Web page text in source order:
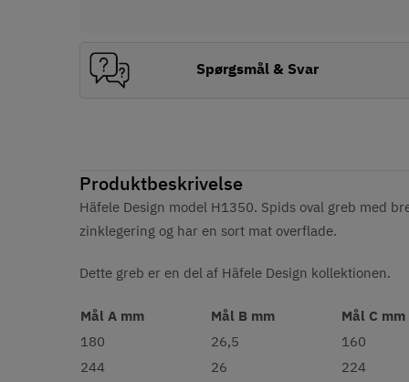
Produktbeskrivelse
Häfele Design model H1350. Spids oval greb med
zinklegering og har en sort mat overflade.
Dette greb er en del af Häfele Design kollektionen.
Mål A mm Mål B mm Mål C mm
180
26,5 160
244
26 224
Spørgsmål & Svar